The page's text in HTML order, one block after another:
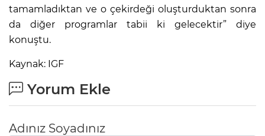
tamamladıktan ve o çekirdeği oluşturduktan sonra
da diğer programlar tabii ki gelecektir” diye
konuştu.
Kaynak: IGF
Yorum Ekle
Adınız Soyadınız